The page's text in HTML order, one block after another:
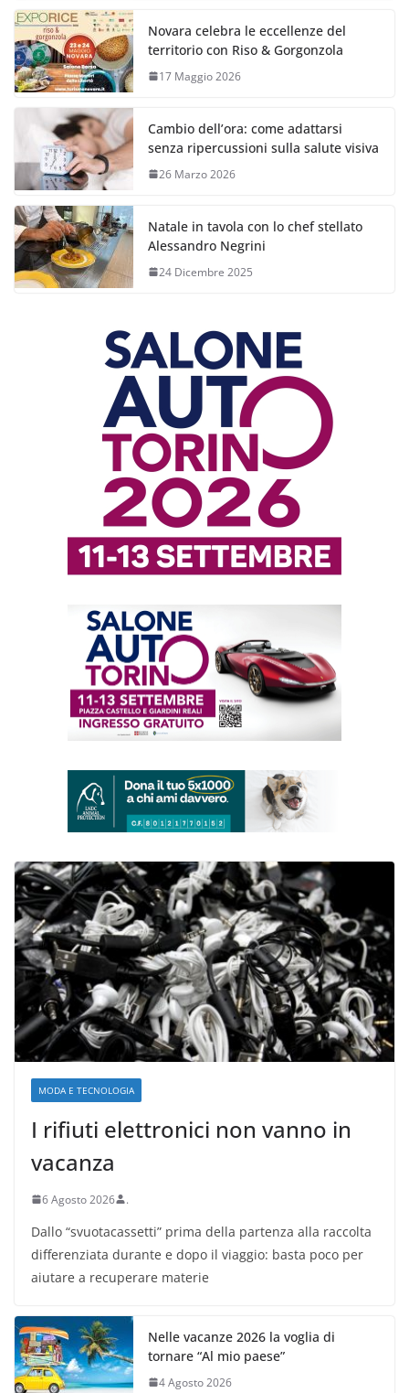
Novara celebra le eccellenze del
territorio con Riso & Gorgonzola
17 Maggio 2026
Cambio dell’ora: come adattarsi
senza ripercussioni sulla salute visiva
26 Marzo 2026
Natale in tavola con lo chef stellato
Alessandro Negrini
24 Dicembre 2025
MODA E TECNOLOGIA
I rifiuti elettronici non vanno in
vacanza
6 Agosto 2026 .
Dallo “svuotacassetti” prima della partenza alla raccolta
differenziata durante e dopo il viaggio: basta poco per
aiutare a recuperare materie
Nelle vacanze 2026 la voglia di
tornare “Al mio paese”
4 Agosto 2026